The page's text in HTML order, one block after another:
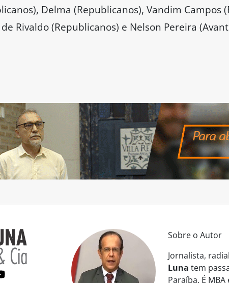
Delma (Republicanos), Vandim Campos
Rivaldo (Republicanos) e Nelson Pereira
Sobre o Autor
Jornalista,
Luna tem
Paraíba. É